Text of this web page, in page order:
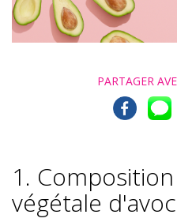
PARTAGER
1.
végétale